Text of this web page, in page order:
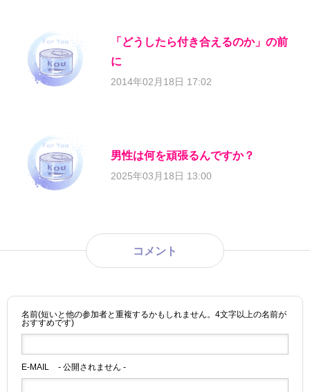
「どうしたら付き合えるのか」の前
に
2014年02月18日 17:02
男性は何を頑張るんですか？
2025年03月18日 13:00
コメント
名前(短いと他の参加者と重複するかもしれません。4文字以上の名前が
おすすめです)
E-MAIL - 公開されません -